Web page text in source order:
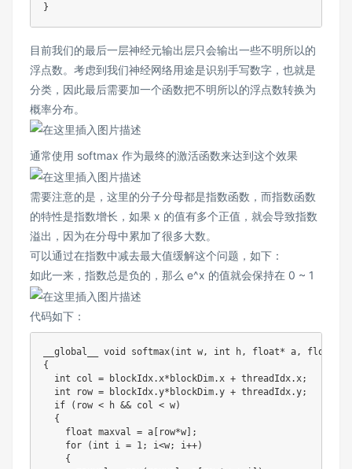
}
目前我们的最后一层神经元输出层只会输出一些不明所以的
浮点数。考虑到我们神经网络用途是识别手写数字，也就是
分类，因此最后需要加一个函数把不明所以的浮点数转换为
概率分布。
通常使用 softmax 作为最终的激活函数来达到这个效果
需要注意的是，这里的分子分母都是指数函数，而指数函数
的特性是指数增长，如果 x 的值有多个正值，就会导致指数
溢出，因为在分母中累加了很多大数。
可以通过在指数中减去最大值缓解这个问题，如下：
如此一来，指数总是负的，那么 e^x 的值就会保持在 0 ~ 1
代码如下：
__global__ void softmax( int w , int h , float* a , float
{
int col = blockIdx. x* blockDim. x + threadIdx. x;
int row = blockIdx.y* blockDim.y + threadIdx.y;
if
( row < h && col < w)
{
float maxval = a [ row*w] ;
for
( int i = 1 ; i<w; i++)
{